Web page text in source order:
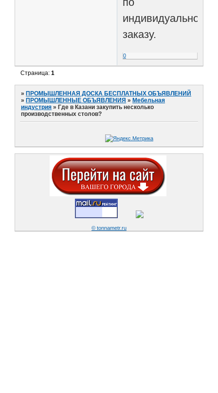
индивидуальному
заказу.
0
Страница:1
»ПРОМЫШЛЕННАЯ ДОСКА БЕСПЛАТНЫХ ОБЪЯВЛЕНИЙ
»ПРОМЫШЛЕННЫЕ ОБЪЯВЛЕНИЯ »Мебельная
индустрия »Где в Казани закупить несколько
производственных столов?
© tonnametr.ru